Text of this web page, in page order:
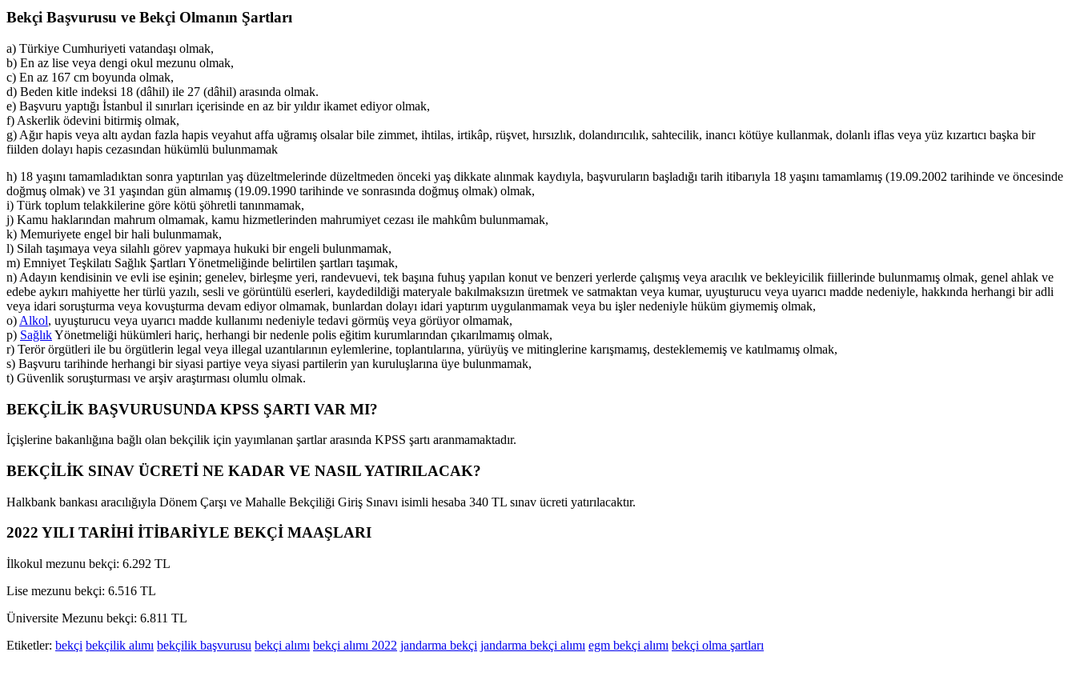
Bekçi Başvurusu ve Bekçi Olmanın Şartları
a) Türkiye Cumhuriyeti vatandaşı olmak,
b) En az lise veya dengi okul mezunu olmak,
c) En az 167 cm boyunda olmak,
d) Beden kitle indeksi 18 (dâhil) ile 27 (dâhil) arasında olmak.
e) Başvuru yaptığı İstanbul il sınırları içerisinde en az bir yıldır ikamet ediyor olmak,
f) Askerlik ödevini bitirmiş olmak,
g) Ağır hapis veya altı aydan fazla hapis veyahut affa uğramış olsalar bile zimmet, ihtilas, irtikâp, rüşvet, hırsızlık, dolandırıcılık, sahtecilik, inancı kötüye kullanmak, dolanlı iflas veya yüz kızartıcı başka bir
fiilden dolayı hapis cezasından hükümlü bulunmamak
h) 18 yaşını tamamladıktan sonra yaptırılan yaş düzeltmelerinde düzeltmeden önceki yaş dikkate alınmak kaydıyla, başvuruların başladığı tarih itibarıyla 18 yaşını tamamlamış (19.09.2002 tarihinde ve öncesinde
doğmuş olmak) ve 31 yaşından gün almamış (19.09.1990 tarihinde ve sonrasında doğmuş olmak) olmak,
i) Türk toplum telakkilerine göre kötü şöhretli tanınmamak,
j) Kamu haklarından mahrum olmamak, kamu hizmetlerinden mahrumiyet cezası ile mahkûm bulunmamak,
k) Memuriyete engel bir hali bulunmamak,
l) Silah taşımaya veya silahlı görev yapmaya hukuki bir engeli bulunmamak,
m) Emniyet Teşkilatı Sağlık Şartları Yönetmeliğinde belirtilen şartları taşımak,
n) Adayın kendisinin ve evli ise eşinin; genelev, birleşme yeri, randevuevi, tek başına fuhuş yapılan konut ve benzeri yerlerde çalışmış veya aracılık ve bekleyicilik fiillerinde bulunmamış olmak, genel ahlak ve
edebe aykırı mahiyette her türlü yazılı, sesli ve görüntülü eserleri, kaydedildiği materyale bakılmaksızın üretmek ve satmaktan veya kumar, uyuşturucu veya uyarıcı madde nedeniyle, hakkında herhangi bir adli
veya idari soruşturma veya kovuşturma devam ediyor olmamak, bunlardan dolayı idari yaptırım uygulanmamak veya bu işler nedeniyle hüküm giymemiş olmak,
o) Alkol, uyuşturucu veya uyarıcı madde kullanımı nedeniyle tedavi görmüş veya görüyor olmamak,
p) SağlıkYönetmeliği hükümleri hariç, herhangi bir nedenle polis eğitim kurumlarından çıkarılmamış olmak,
r) Terör örgütleri ile bu örgütlerin legal veya illegal uzantılarının eylemlerine, toplantılarına, yürüyüş ve mitinglerine karışmamış, desteklememiş ve katılmamış olmak,
s) Başvuru tarihinde herhangi bir siyasi partiye veya siyasi partilerin yan kuruluşlarına üye bulunmamak,
t) Güvenlik soruşturması ve arşiv araştırması olumlu olmak.
BEKÇİLİK BAŞVURUSUNDA KPSS ŞARTI VAR MI?
İçişlerine bakanlığına bağlı olan bekçilik için yayımlanan şartlar arasında KPSS şartı aranmamaktadır.
BEKÇİLİK SINAV ÜCRETİ NE KADAR VE NASIL YATIRILACAK?
Halkbank bankası aracılığıyla Dönem Çarşı ve Mahalle Bekçiliği Giriş Sınavı isimli hesaba 340 TL sınav ücreti yatırılacaktır.
2022 YILI TARİHİ İTİBARİYLE BEKÇİ MAAŞLARI
İlkokul mezunu bekçi: 6.292 TL
Lise mezunu bekçi: 6.516 TL
Üniversite Mezunu bekçi: 6.811 TL
Etiketler: bekçi bekçilik alımı bekçilik başvurusu bekçi alımı bekçi alımı 2022 jandarma bekçi jandarma bekçi alımı egm bekçi alımı bekçi olma şartları